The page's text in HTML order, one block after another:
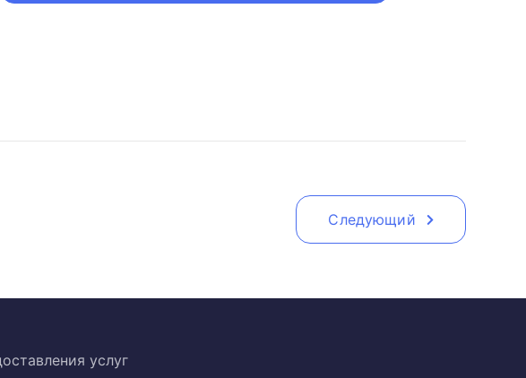
Следующий
услуг